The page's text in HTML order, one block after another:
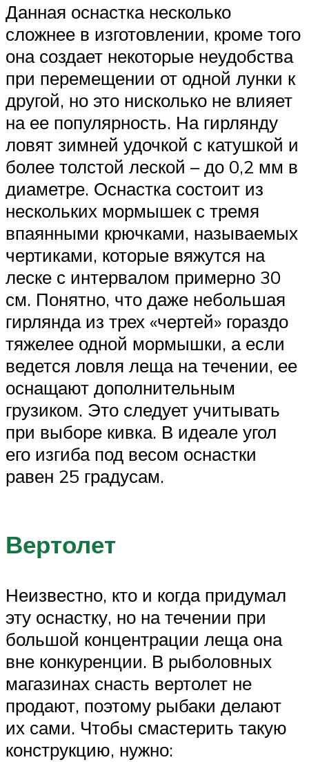
Данная оснастка несколько
сложнее в изготовлении, кроме того
она создает некоторые неудобства
при перемещении от одной лунки к
другой, но это нисколько не влияет
на ее популярность. На гирлянду
ловят зимней удочкой с катушкой и
более толстой леской – до 0,2 мм в
диаметре. Оснастка состоит из
нескольких мормышек с тремя
впаянными крючками, называемых
чертиками, которые вяжутся на
леске с интервалом примерно 30
см. Понятно, что даже небольшая
гирлянда из трех «чертей» гораздо
тяжелее одной мормышки, а если
ведется ловля леща на течении, ее
оснащают дополнительным
грузиком. Это следует учитывать
при выборе кивка. В идеале угол
его изгиба под весом оснастки
равен 25 градусам.
Вертолет
Неизвестно, кто и когда придумал
эту оснастку, но на течении при
большой концентрации леща она
вне конкуренции. В рыболовных
магазинах снасть вертолет не
продают, поэтому рыбаки делают
их сами. Чтобы смастерить такую
конструкцию, нужно: